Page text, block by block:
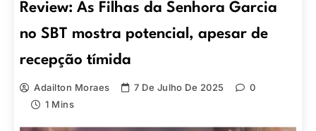
Review: As Filhas da Senhora Garcia
no SBT mostra potencial, apesar de
recepção tímida
Adailton Moraes 7 De Julho De 2025
0
1 Mins